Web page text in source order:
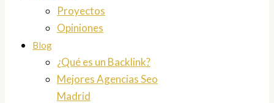
Proyectos
Opiniones
Blog
¿Qué es un Backlink?
Mejores Agencias Seo
Madrid